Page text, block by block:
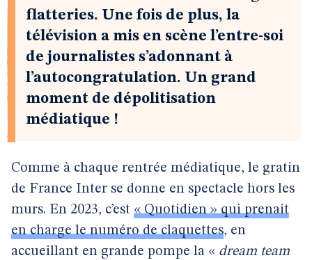
flatteries. Une fois de plus, la
télévision a mis en scène l’entre-soi
de journalistes s’adonnant à
l’autocongratulation. Un grand
moment de dépolitisation
médiatique !
Comme à chaque rentrée médiatique, le gratin
de France Inter se donne en spectacle hors les
murs. En 2023, c’est « Quotidien » qui prenait
en charge le numéro de claquettes, en
accueillant en grande pompe la « dream team